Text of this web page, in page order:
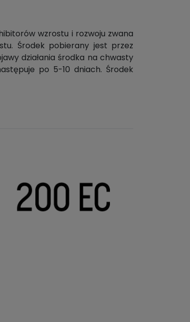
wzrostu i rozwoju zwana
Środek pobierany jest przez
działania środka na chwasty
po 5-10 dniach. Środek